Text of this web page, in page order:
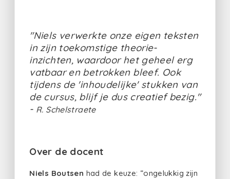
"Niels verwerkte onze eigen teksten
in zijn toekomstige theorie-
inzichten, waardoor het geheel erg
vatbaar en betrokken bleef. Ook
tijdens de 'inhoudelijke' stukken van
de cursus, blijf je dus creatief bezig."
- R. Schelstraete
Over de docent
Niels Boutsen had de keuze: “ongelukkig zijn